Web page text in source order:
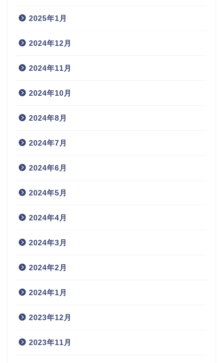
2025年1月
2024年12月
2024年11月
2024年10月
2024年8月
2024年7月
2024年6月
2024年5月
2024年4月
2024年3月
2024年2月
2024年1月
2023年12月
2023年11月